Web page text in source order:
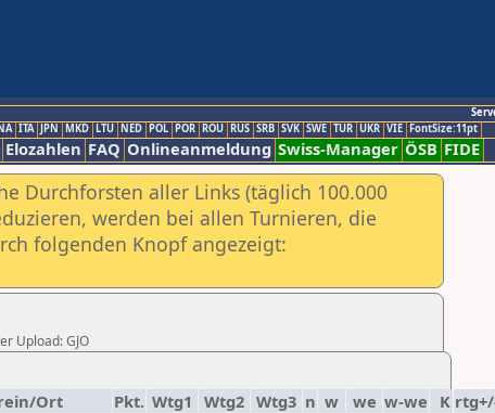
ITA JPN MKD LTU NED POL POR ROU RUS SRB SVK SWE TUR UKR VIE FontSize:11pt
Elozahlen FAQ Onlineanmeldung Swiss-Manager ÖSB FIDE
Durchforsten aller Links (täglich 100.000
werden bei allen Turnieren, die
folgenden Knopf angezeigt:
Upload: GJO
Ort Pkt. Wtg1 Wtg2 Wtg3 n w we w-we K